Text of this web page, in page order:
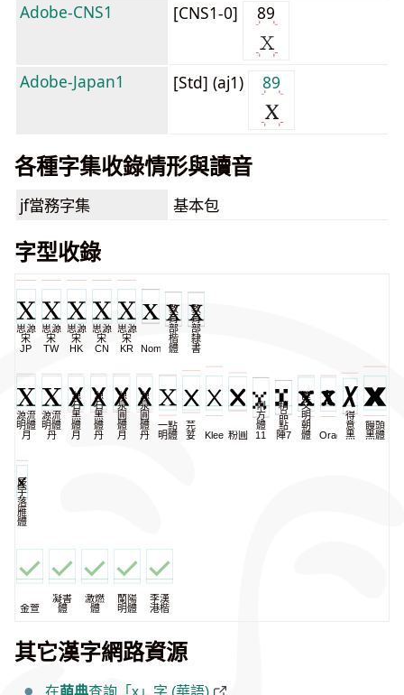
Adobe-CNS1
[CNS1-0] 89
Adobe-Japan1 [Std] (aj1) 89
各種字集收錄情形與讀音
jf當務字集 基本包
字型收錄
思源
宋
JP
思源
宋
TW
思源
宋
HK
思源
宋
CN
思源
宋
KR
NomNaTong
教
育
部
楷
體
教
育
部
隸
書
源流
明體
月
源流
明體
丹
源
石
黑
體
月
源
石
黑
體
丹
源
泉
圓
體
月
源
泉
圓
體
丹
一點
明體
芫
荽
KleeOne
粉圓
俐
方
體
11
精
品
點
陣7
匯
文
明
朝
體
Oradano
得
意
黑
饅頭
黑體
辰
宇
落
雁
體
金萱
凝書
體
激燃
體
蘭陽
明體
李漢
港楷
其它漢字網路資源
在萌典查詢「x」字 (華語)